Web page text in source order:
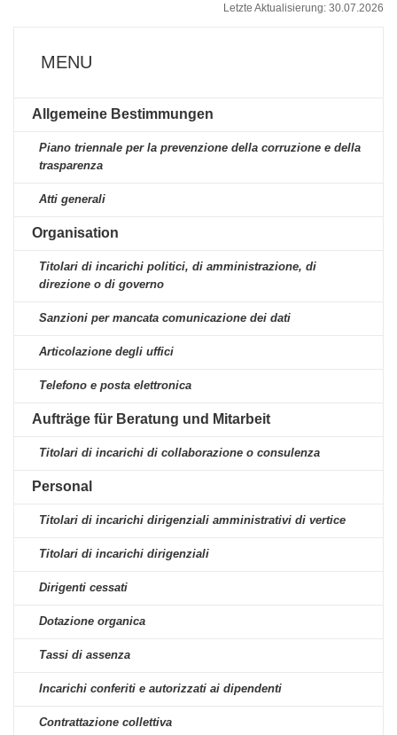
Letzte Aktualisierung: 30.07.2026
MENU
Allgemeine Bestimmungen
Piano triennale per la prevenzione della corruzione e della
trasparenza
Atti generali
Organisation
Titolari di incarichi politici, di amministrazione, di
direzione o di governo
Sanzioni per mancata comunicazione dei dati
Articolazione degli uffici
Telefono e posta elettronica
Aufträge für Beratung und Mitarbeit
Titolari di incarichi di collaborazione o consulenza
Personal
Titolari di incarichi dirigenziali amministrativi di vertice
Titolari di incarichi dirigenziali
Dirigenti cessati
Dotazione organica
Tassi di assenza
Incarichi conferiti e autorizzati ai dipendenti
Contrattazione collettiva